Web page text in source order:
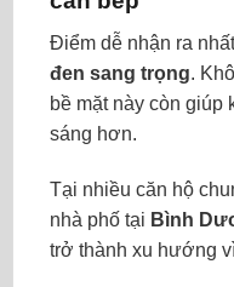
Điểm dễ nhận ra
đen sang trọng.
bề mặt này còn giúp
sáng hơn.
Tại nhiều căn hộ
nhà phố tại Bình
trở thành xu hướng